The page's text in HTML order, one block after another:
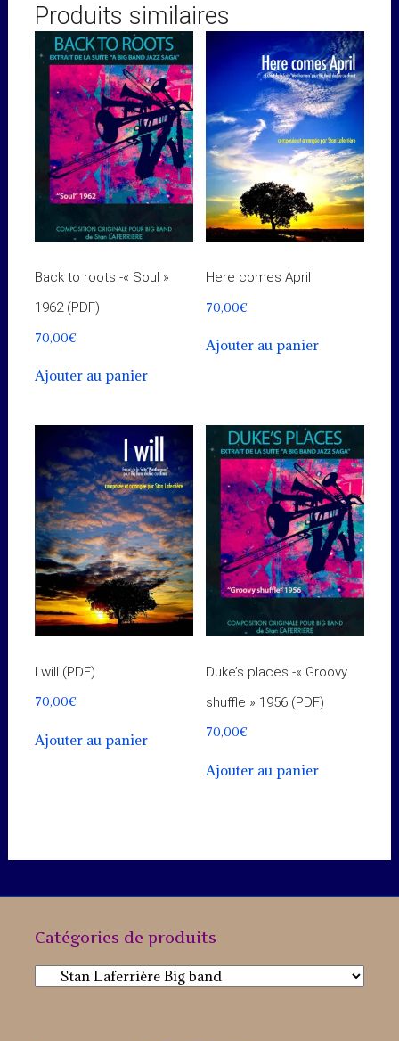
Produits similaires
Back to roots -« Soul »
1962 (PDF)
70,00€
Ajouter au panier
Here comes April
70,00€
Ajouter au panier
I will (PDF)
70,00€
Ajouter au panier
Duke’s places -« Groovy
shuffle » 1956 (PDF)
70,00€
Ajouter au panier
Catégories de produits